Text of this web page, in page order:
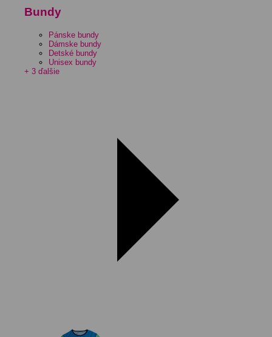
Bundy
Pánske bundy
Dámske bundy
Detské bundy
Unisex bundy
+ 3 ďalšie